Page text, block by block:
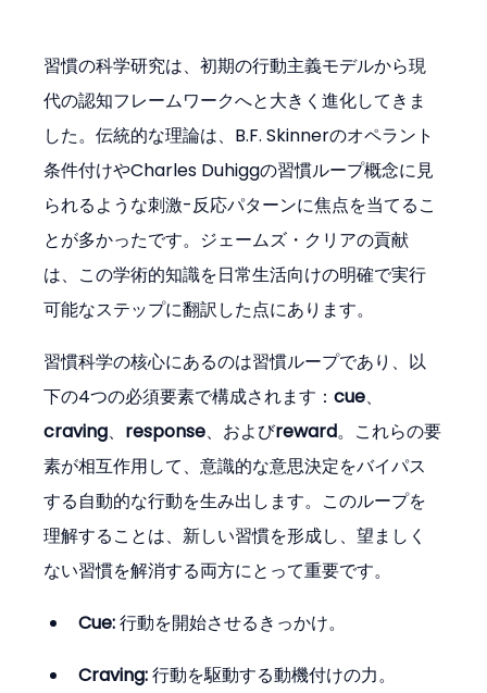
習慣の科学研究は、初期の行動主義モデルから現
代の認知フレームワークへと大きく進化してきま
した。伝統的な理論は、B.F. Skinnerのオペラント
条件付けやCharles Duhiggの習慣ループ概念に見
られるような刺激-反応パターンに焦点を当てるこ
とが多かったです。ジェームズ・クリアの貢献
は、この学術的知識を日常生活向けの明確で実行
可能なステップに翻訳した点にあります。
習慣科学の核心にあるのは習慣ループであり、以
下の4つの必須要素で構成されます：cue、
craving、 response、およびreward。これらの要
素が相互作用して、意識的な意思決定をバイパス
する自動的な行動を生み出します。このループを
理解することは、新しい習慣を形成し、望ましく
ない習慣を解消する両方にとって重要です。
Cue: 行動を開始させるきっかけ。
Craving: 行動を駆動する動機付けの力。